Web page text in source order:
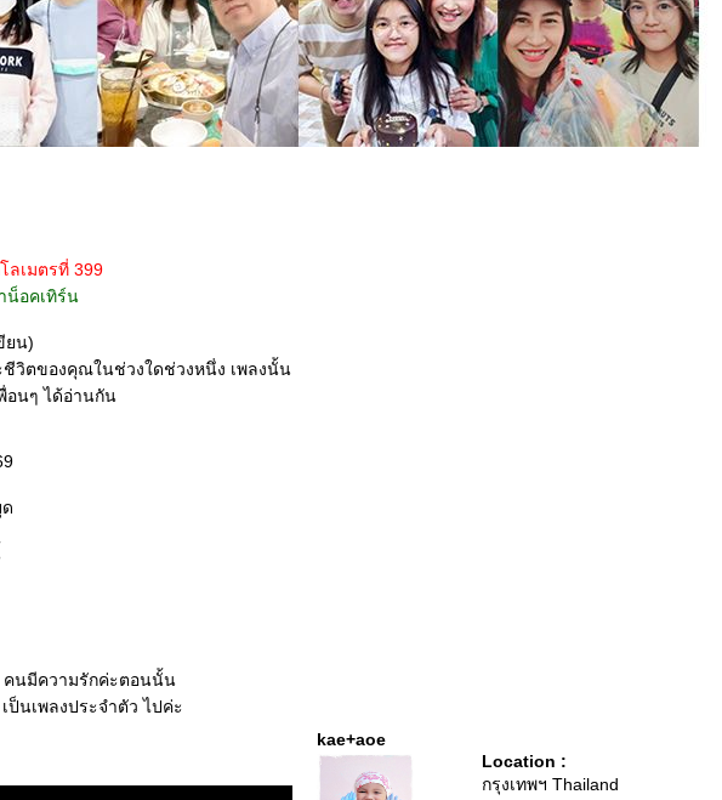
เมตรที่ 399
น็อคเทิร์น
ยน)
ชีวิตของคุณในช่วงใดช่วงหนึ่ง เพลงนั้น
อนๆ ได้อ่านกัน
คนมีความรักค่ะตอนนั้น
ป็นเพลงประจำตัว ไปค่ะ
kae+aoe
Location :
กรุงเทพฯ Thailand